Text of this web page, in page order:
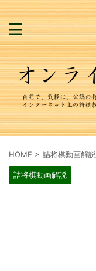
HOME > 詰将棋動画解説
詰将棋動画解説